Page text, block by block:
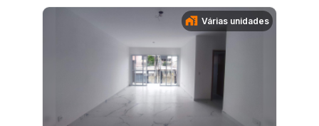
Várias unidades